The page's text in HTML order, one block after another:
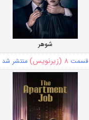
شوهر
قسمت ۸ (زیرنویس) منتشر شد